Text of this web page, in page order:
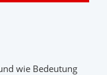
wie Bedeutung